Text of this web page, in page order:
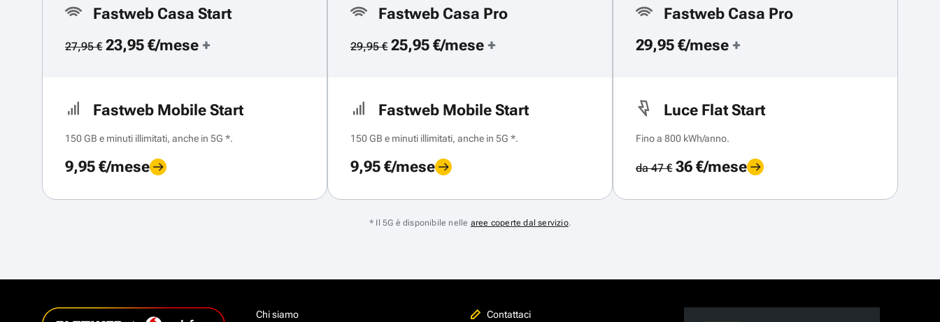
Fastweb Casa Start
27,95 €23,95 €/mese +
Fastweb Mobile Start
150 GB e minuti illimitati, anche in 5G *.
9,95 €/mese
Fastweb Casa Pro
29,95 €25,95 €/mese +
Fastweb Mobile Start
150 GB e minuti illimitati, anche in 5G *.
9,95 €/mese
Fastweb Casa Pro
29,95 €/mese +
Luce Flat Start
Fino a 800 kWh/anno.
da 47 €36 €/mese
* Il 5G è disponibile nelle aree coperte dal servizio.
Chi siamo Contattaci